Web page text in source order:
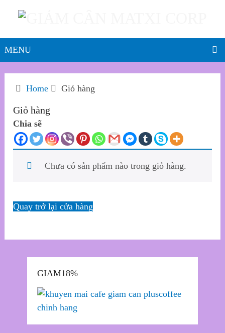
MENU
Home Giỏ hàng
Giỏ hàng
Chia sẽ
Chưa có sản phẩm nào trong giỏ hàng.
Quay trở lại cửa hàng
GIAM18%